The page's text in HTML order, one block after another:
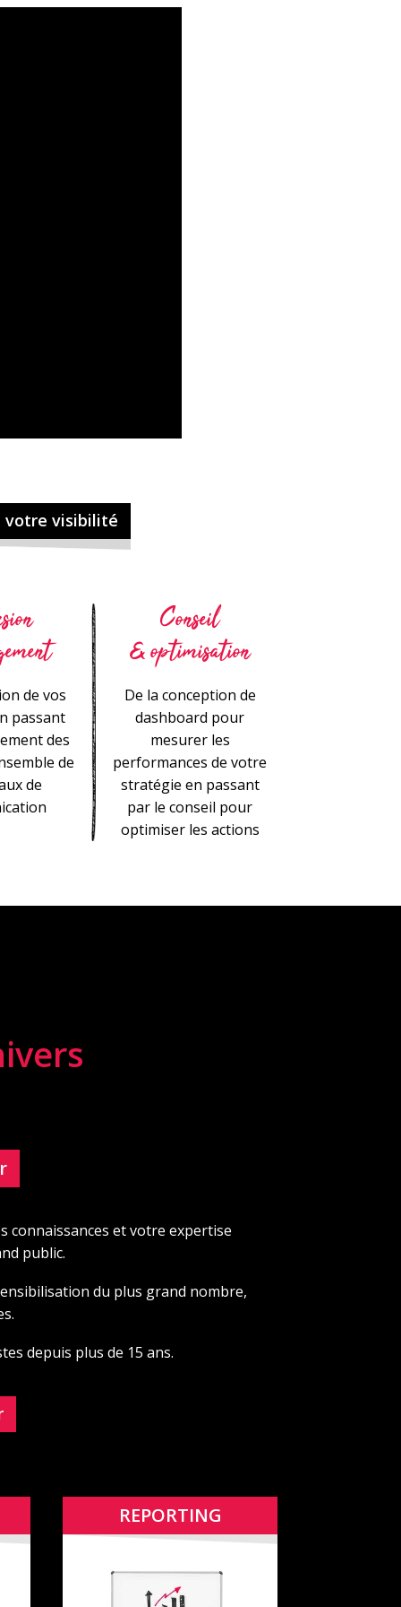
votre visibilité
de vos
passant
des
de
de
Conseil
& optimisation
De la conception de
dashboard pour
mesurer les
performances de votre
stratégie en passant
par le conseil pour
optimiser les actions
connaissances et votre expertise
public.
du plus grand nombre,
depuis plus de 15 ans.
REPORTING